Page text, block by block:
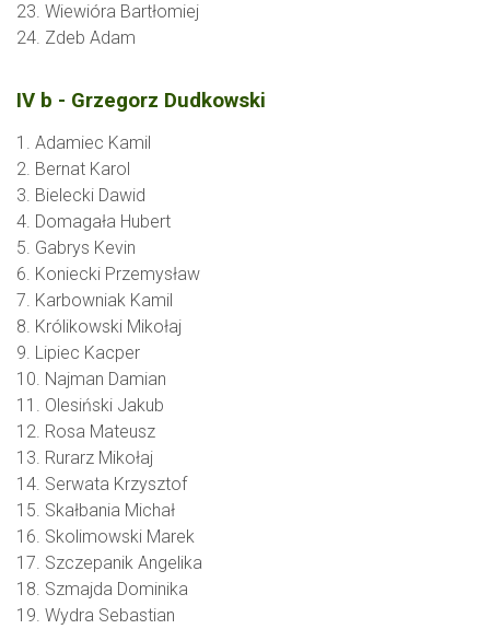
23. Wiewióra Bartłomiej
24. Zdeb Adam
IV b - Grzegorz Dudkowski
1. Adamiec Kamil
2. Bernat Karol
3. Bielecki Dawid
4. Domagała Hubert
5. Gabrys Kevin
6. Koniecki Przemysław
7. Karbowniak Kamil
8. Królikowski Mikołaj
9. Lipiec Kacper
10. Najman Damian
11. Olesiński Jakub
12. Rosa Mateusz
13. Rurarz Mikołaj
14. Serwata Krzysztof
15. Skałbania Michał
16. Skolimowski Marek
17. Szczepanik Angelika
18. Szmajda Dominika
19. Wydra Sebastian